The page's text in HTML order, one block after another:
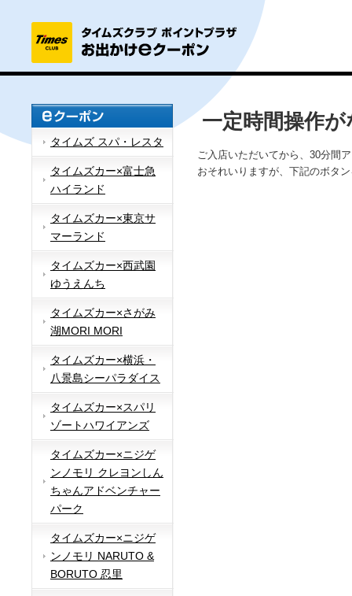
タイムズ スパ・レスタ
タイムズカー×富士急
ハイランド
タイムズカー×東京サ
マーランド
タイムズカー×西武園
ゆうえんち
タイムズカー×さがみ
湖MORI MORI
タイムズカー×横浜・
八景島シーパラダイス
タイムズカー×スパリ
ゾートハワイアンズ
タイムズカー×ニジゲ
ンノモリ クレヨンしん
ちゃんアドベンチャー
パーク
タイムズカー×ニジゲ
ンノモリ NARUTO &
BORUTO 忍里
一定時間操作
ご入店いただいてから、30分間
おそれいりますが、下記のボタ